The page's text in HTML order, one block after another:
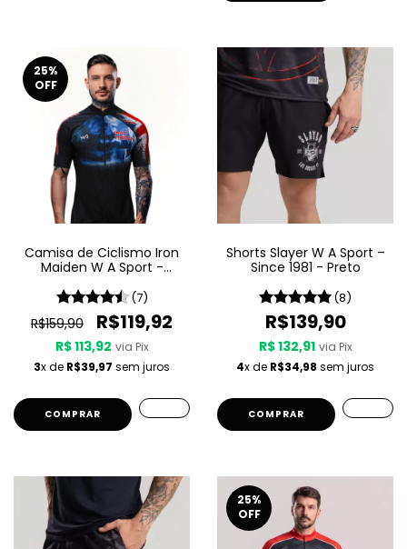
25%
OFF
Camisa de Ciclismo Iron
Maiden W A Sport -
(7)
R$159,90 R$119,92
R$ 113,92 via Pix
3x de R$39,97 sem juros
COMPRAR
Shorts Slayer W A Sport –
Since 1981 - Preto
(8)
R$139,90
R$ 132,91 via Pix
4x de R$34,98 sem juros
COMPRAR
25%
OFF